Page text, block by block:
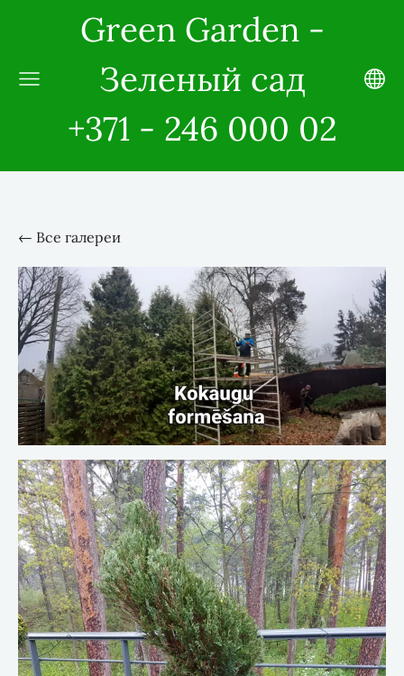
Green Garden -
Зеленый сад
+371 - 246 000 02
Все галереи